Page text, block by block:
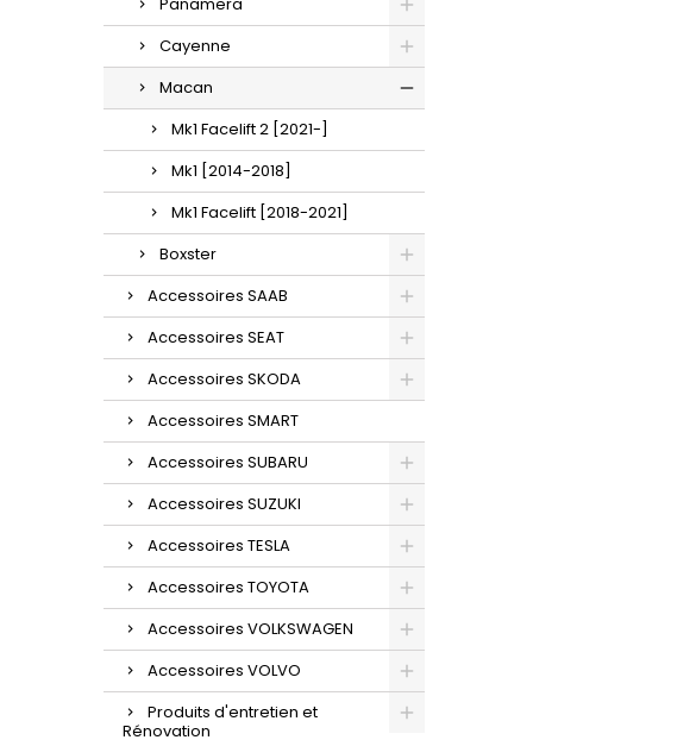
Cayenne
Macan
Mk1 Facelift 2 [2021-]
Mk1 [2014-2018]
Mk1 Facelift [2018-2021]
Boxster
Accessoires SAAB
Accessoires SEAT
Accessoires SKODA
Accessoires SMART
Accessoires SUBARU
Accessoires SUZUKI
Accessoires TESLA
Accessoires TOYOTA
Accessoires VOLKSWAGEN
Accessoires VOLVO
Produits d'entretien et
Rénovation